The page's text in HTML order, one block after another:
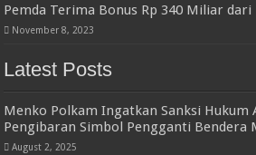
Pemda Terima Bonus Rp 340 Miliar dari
November 8, 2023
Latest Posts
Menko Polkam Ingatkan Sanksi Hukum
Pengibaran Simbol Pengganti Bendera
August 2, 2025